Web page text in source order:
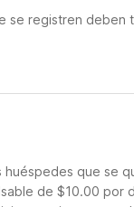
se registren deben
huéspedes que se
de $10.00 por